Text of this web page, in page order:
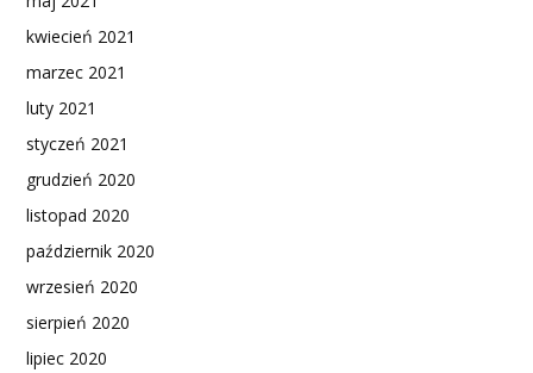
kwiecień 2021
marzec 2021
luty 2021
styczeń 2021
grudzień 2020
listopad 2020
październik 2020
wrzesień 2020
sierpień 2020
lipiec 2020